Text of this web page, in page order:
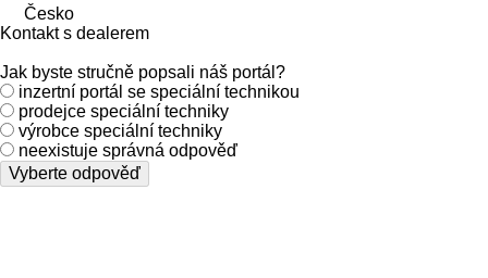
Česko
Kontakt s dealerem
Jak byste stručně popsali náš portál?
inzertní portál se speciální technikou
prodejce speciální techniky
výrobce speciální techniky
neexistuje správná odpověď
Vyberte odpověď